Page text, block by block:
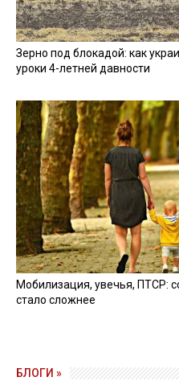
Зерно под блокадой: как
уроки 4-летней давности
Мобилизация, увечья, ПТСР:
стало сложнее
БЛОГИ »